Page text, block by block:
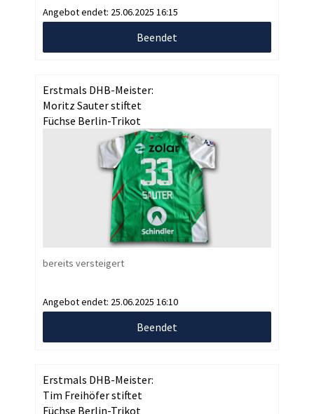
Angebot endet: 25.06.2025 16:15
Beendet
Erstmals DHB-Meister:
Moritz Sauter stiftet
Füchse Berlin-Trikot
bereits versteigert
Angebot endet: 25.06.2025 16:10
Beendet
Erstmals DHB-Meister:
Tim Freihöfer stiftet
Füchse Berlin-Trikot